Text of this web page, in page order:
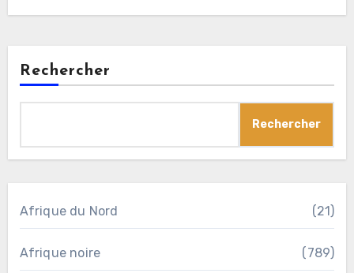
Rechercher
Rechercher
Afrique du Nord (21)
Afrique noire (789)